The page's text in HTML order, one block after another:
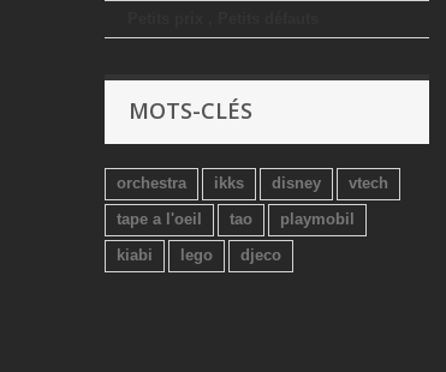
MOTS-CLÉS
orchestra ikks disney
vtech
tape a l'oeil
tao
playmobil
kiabi
lego djeco